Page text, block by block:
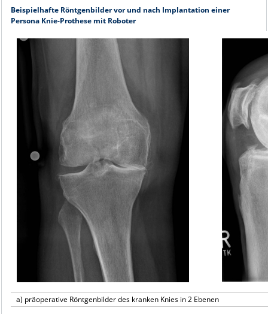
Beispielhafte Röntgenbilder vor und nach Implantation einer
Persona Knie-Prothese mit Roboter
a) präoperative Röntgenbilder des kranken Knies in 2 Ebenen